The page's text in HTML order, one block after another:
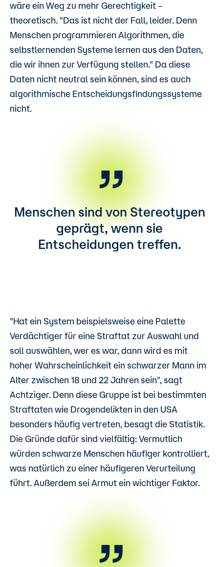
wäre ein Weg zu mehr Gerechtigkeit –
theoretisch. "Das ist nicht der Fall, leider. Denn
Menschen programmieren Algorithmen, die
selbstlernenden Systeme lernen aus den Daten,
die wir ihnen zur Verfügung stellen." Da diese
Daten nicht neutral sein können, sind es auch
algorithmische Entscheidungsfindungssysteme
nicht.
Menschen sind von Stereotypen
geprägt, wenn sie
Entscheidungen treffen.
"Hat ein System beispielsweise eine Palette
Verdächtiger für eine Straftat zur Auswahl und
soll auswählen, wer es war, dann wird es mit
hoher Wahrscheinlichkeit ein schwarzer Mann im
Alter zwischen 18 und 22 Jahren sein", sagt
Achtziger. Denn diese Gruppe ist bei bestimmten
Straftaten wie Drogendelikten in den USA
besonders häufig vertreten, besagt die Statistik.
Die Gründe dafür sind vielfältig: Vermutlich
würden schwarze Menschen häufiger kontrolliert,
was natürlich zu einer häufigeren Verurteilung
führt. Außerdem sei Armut ein wichtiger Faktor.